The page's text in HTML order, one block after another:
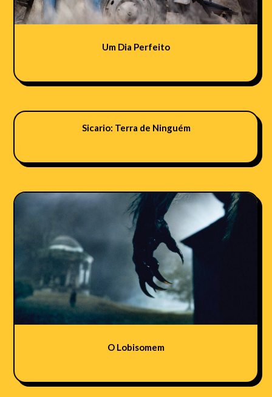
Um Dia Perfeito
Sicario: Terra de Ninguém
O Lobisomem